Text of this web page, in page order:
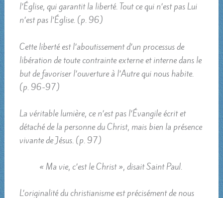
l’Église, qui garantit la liberté. Tout ce qui n’est pas Lui
n’est pas l’Église. (p. 96)
Cette liberté est l’aboutissement d’un processus de
libération de toute contrainte externe et interne dans le
but de favoriser l’ouverture à l’Autre qui nous habite.
(p. 96-97)
La véritable lumière, ce n’est pas l’Évangile écrit et
détaché de la personne du Christ, mais bien la présence
vivante de Jésus. (p. 97)
« Ma vie, c’est le Christ », disait Saint Paul.
L’originalité du christianisme est précisément de nous